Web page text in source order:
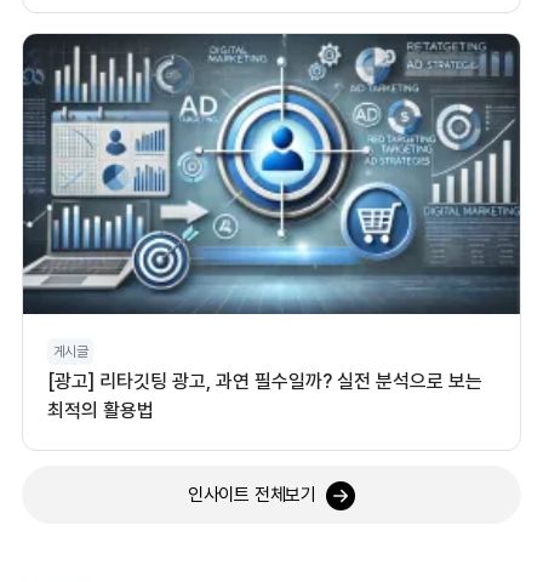
게시글
[광고] 리타깃팅 광고, 과연 필수일까? 실전 분석으로 보는
최적의 활용법
인사이트 전체보기